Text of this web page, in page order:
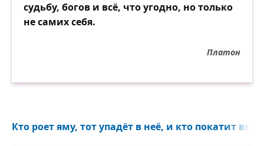
судьбу, богов и всё, что угодно, но только
не самих себя.
Платон
Кто роет яму, тот упадёт в неё, и кто покатит